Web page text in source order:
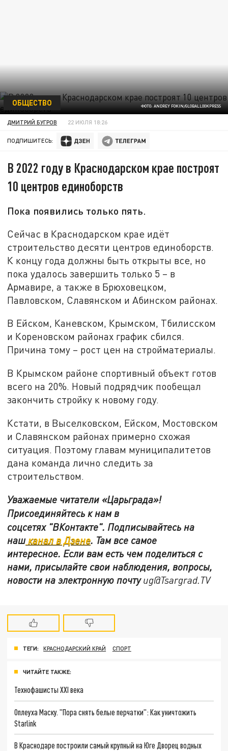
ФОТО: ANDREY FOKIN/GLOBALLOOKPRESS
ОБЩЕСТВО
ДМИТРИЙ БУГРОВ 22 ИЮЛЯ 18:26
ПОДПИШИТЕСЬ:
В 2022 году в Краснодарском крае построят
10 центров единоборств
Пока появились только пять.
Сейчас в Краснодарском крае идёт
строительство десяти центров единоборств.
К концу года должны быть открыты все, но
пока удалось завершить только 5 – в
Армавире, а также в Брюховецком,
Павловском, Славянском и Абинском районах.
В Ейском, Каневском, Крымском, Тбилисском
и Кореновском районах график сбился.
Причина тому – рост цен на стройматериалы.
В Крымском районе спортивный объект готов
всего на 20%. Новый подрядчик пообещал
закончить стройку к новому году.
Кстати, в Выселковском, Ейском, Мостовском
и Славянском районах примерно схожая
ситуация. Поэтому главам муниципалитетов
дана команда лично следить за
строительством.
Уважаемые читатели «Царьграда»!
Присоединяйтесь к нам в
соцсетях "ВКонтакте". Подписывайтесь на
нашканал в Дзене. Там все самое
интересное. Если вам есть чем поделиться с
нами, присылайте свои наблюдения, вопросы,
новости на электронную почтуug@Tsargrad.TV
ТЕГИ: КРАСНОДАРСКИЙ КРАЙ СПОРТ
ЧИТАЙТЕ ТАКЖЕ:
Технофашисты XXI века
Оплеуха Маску. "Пора снять белые перчатки": Как уничтожить
Starlink
В Краснодаре построили самый крупный на Юге Дворец водных